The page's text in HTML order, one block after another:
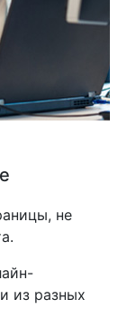
не
из разных